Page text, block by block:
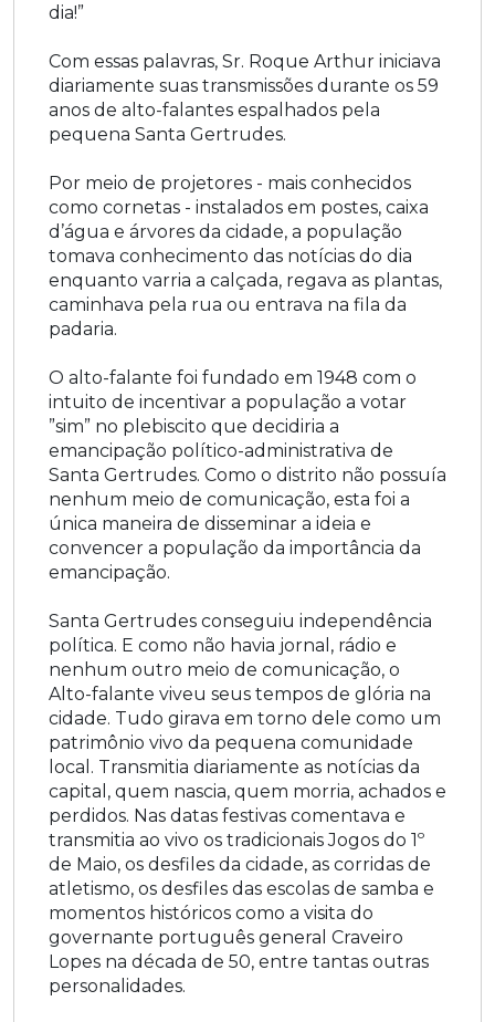
dia!”
Com essas palavras, Sr. Roque Arthur iniciava
diariamente suas transmissões durante os 59
anos de alto-falantes espalhados pela
pequena Santa Gertrudes.
Por meio de projetores - mais conhecidos
como cornetas - instalados em postes, caixa
d’água e árvores da cidade, a população
tomava conhecimento das notícias do dia
enquanto varria a calçada, regava as plantas,
caminhava pela rua ou entrava na fila da
padaria.
O alto-falante foi fundado em 1948 com o
intuito de incentivar a população a votar
”sim” no plebiscito que decidiria a
emancipação político-administrativa de
Santa Gertrudes. Como o distrito não possuía
nenhum meio de comunicação, esta foi a
única maneira de disseminar a ideia e
convencer a população da importância da
emancipação.
Santa Gertrudes conseguiu independência
política. E como não havia jornal, rádio e
nenhum outro meio de comunicação, o
Alto-falante viveu seus tempos de glória na
cidade. Tudo girava em torno dele como um
patrimônio vivo da pequena comunidade
local. Transmitia diariamente as notícias da
capital, quem nascia, quem morria, achados e
perdidos. Nas datas festivas comentava e
transmitia ao vivo os tradicionais Jogos do 1º
de Maio, os desfiles da cidade, as corridas de
atletismo, os desfiles das escolas de samba e
momentos históricos como a visita do
governante português general Craveiro
Lopes na década de 50, entre tantas outras
personalidades.